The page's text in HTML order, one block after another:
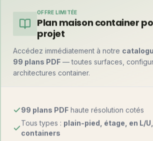
Et par rapport à une maison
Le match honnête avec la construction
en connaissance de cause :
Prix au m²
1 200 – 2 500
OFFRE LIMITÉE
Plan maison container
projet
Accédez immédiatement à notre
99 plans PDF — toutes surfaces,
architectures container.
99 plans PDF haute résolution cotés
Tous types : plain-pied, étage, en L/
containers